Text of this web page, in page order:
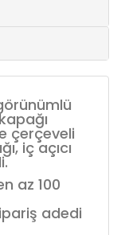
çerçeveli
iç açıcı
az 100
adedi